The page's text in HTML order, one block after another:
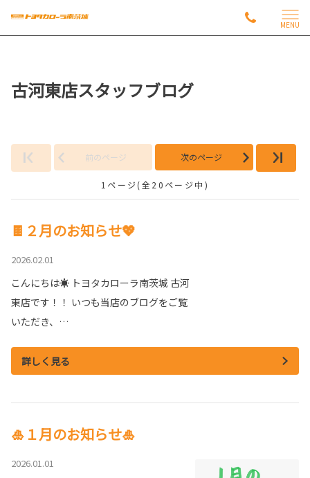
MENU
古河東店スタッフブログ
前のページ 次のページ
1ページ(全20ページ中)
🍫２月のお知らせ💖
2026.02.01
こんにちは☀ トヨタカローラ南茨城 古河
東店です！！ いつも当店のブログをご覧
いただき、…
詳しく見る
🎍１月のお知らせ🎍
2026.01.01